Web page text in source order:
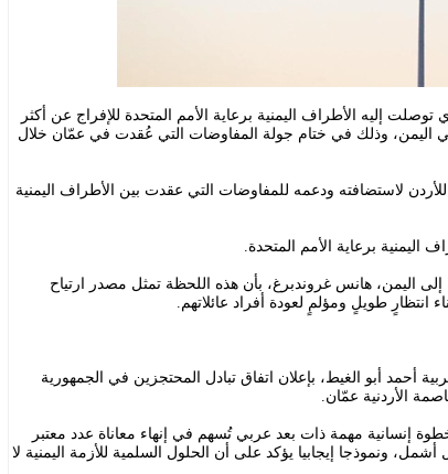
إليه الأطراف اليمنية برعاية الأمم المتحدة للإفراج عن أكثر
في اليمن، وذلك في ختام جولة المفاوضات التي عُقدت في عمّان خلال
لاستضافته ودعمه للمفاوضات التي عقدت بين الأطراف اليمنية
برعاية الأمم المتحدة.
اليمن، هانس غروندبرغ، بأن هذه اللحظة تمثل مصدر ارتياح
انتظارٍ طويلٍ ومؤلمٍ لعودة أفراد عائلاتهم.
أحمد أبو الغيط، بإعلان اتفاق تبادل المحتجزين في الجمهورية
الأردنية عمّان.
خطوة إنسانية مهمة ذات بعد عربي تُسهم في إنهاء معاناة عدد معتبر
أشمل، ونموذجا إيجابيا يؤكد على أن الحلول السلمية للأزمة اليمنية لا